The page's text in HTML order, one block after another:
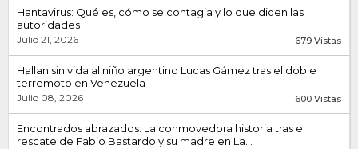
Hantavirus: Qué es, cómo se contagia y lo que dicen las
autoridades
Julio 21, 2026 679 Vistas
Hallan sin vida al niño argentino Lucas Gámez tras el doble
terremoto en Venezuela
Julio 08, 2026 600 Vistas
Encontrados abrazados: La conmovedora historia tras el
rescate de Fabio Bastardo y su madre en La...